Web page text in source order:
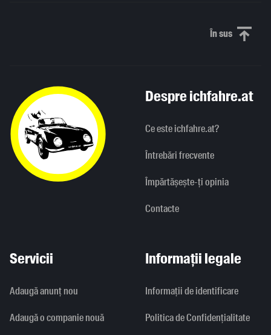
În susDerulați
Despre ichfahre.at
Ce este ichfahre.at?
Întrebări frecvente
Împărtășește-ți opinia
Contacte
Servicii
Adaugă anunț nou
Adaugă o companie nouă
Informații legale
Informaţii de identificare
Politica de Confidențialitate